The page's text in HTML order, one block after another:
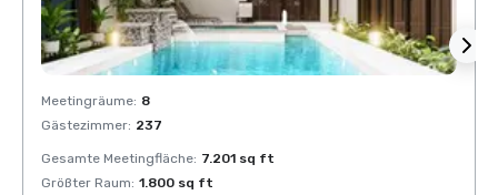
Meetingräume: 8
Gästezimmer: 237
Gesamte Meetingfläche: 7.201 sq ft
Größter Raum: 1.800 sq ft